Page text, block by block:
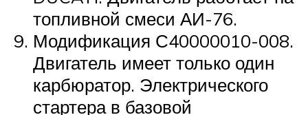
топливной смеси АИ-76.
Модификация С40000010-008.
Двигатель имеет только один
карбюратор. Электрического
стартера в базовой